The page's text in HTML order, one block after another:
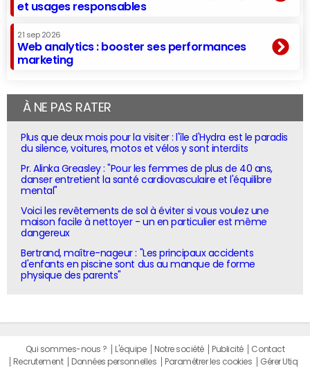
et usages responsables
21 sep 2026
Web analytics : booster ses performances
marketing
À NE PAS RATER
Plus que deux mois pour la visiter : l'île d'Hydra est le paradis
du silence, voitures, motos et vélos y sont interdits
Pr. Alinka Greasley : "Pour les femmes de plus de 40 ans,
danser entretient la santé cardiovasculaire et l'équilibre
mental"
Voici les revêtements de sol à éviter si vous voulez une
maison facile à nettoyer - un en particulier est même
dangereux
Bertrand, maître-nageur : "Les principaux accidents
d'enfants en piscine sont dus au manque de forme
physique des parents"
Qui sommes-nous ? L'équipe Notre société Publicité
Contact
Recrutement
Données personnelles Paramétrer les cookies Gérer Utiq